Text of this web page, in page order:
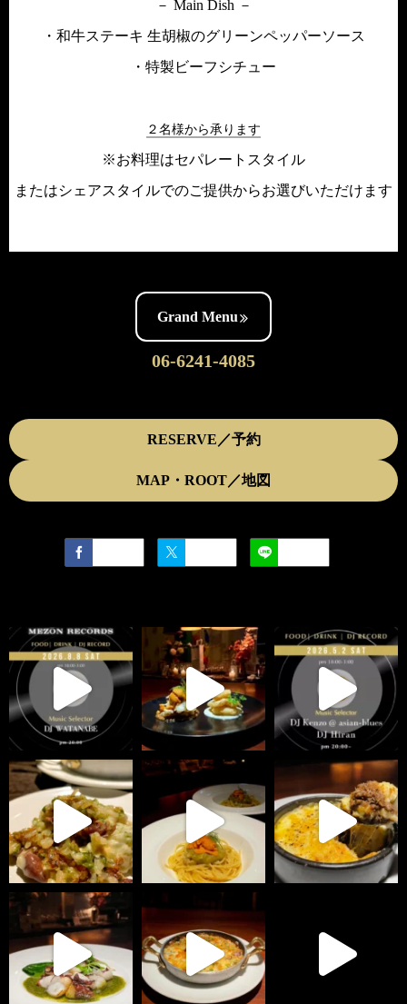
－ Main Dish －
・和牛ステーキ 生胡椒のグリーンペッパーソース
・特製ビーフシチュー
２名様から承ります
※お料理はセパレートスタイル
またはシェアスタイルでのご提供からお選びいただけます
Grand Menu
06-6241-4085
RESERVE／予約
MAP・ROOT／地図